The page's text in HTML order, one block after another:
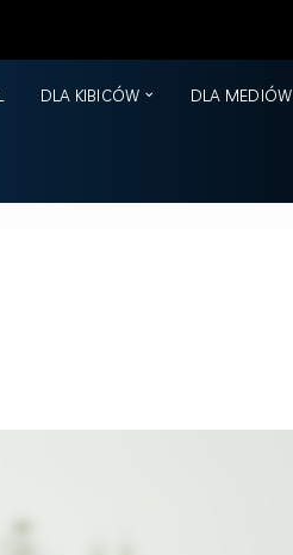
DLA KIBICÓW DLA MEDIÓW